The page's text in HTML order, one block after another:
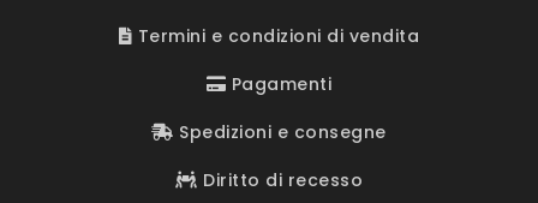
Termini e condizioni di vendita
Pagamenti
Spedizioni e consegne
Diritto di recesso